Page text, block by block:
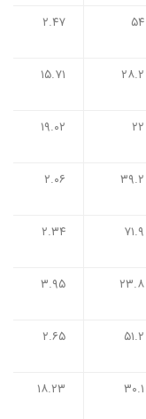
۵۴ ۲.۴۷
۲۸.۲ ۱۵.۷۱
۲۲ ۱۹.۰۲
۳۹.۲ ۲.۰۶
۷۱.۹ ۲.۳۴
۲۳.۸ ۳.۹۵
۵۱.۲ ۲.۶۵
۳۰.۱ ۱۸.۲۳